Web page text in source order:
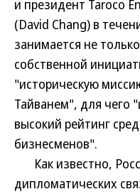
и президент Taroco
(David Chang) в
занимается не
собственной
"историческую
Тайванем", для чего
высокий рейтинг
бизнесменов".
Как известно,
дипломатических